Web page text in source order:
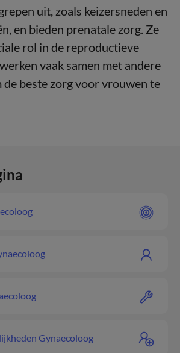
uit, zoals keizersneden en
en bieden prenatale zorg. Ze
rol in de reproductieve
vaak samen met andere
de beste zorg voor vrouwen te
Gynaecoloog